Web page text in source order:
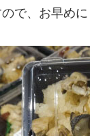
で、お早めに